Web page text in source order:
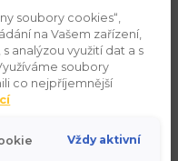
technologie a
— s jasně
a vylepšenými
soubory cookies“,
na Vašem zařízení,
analýzou využití dat a s
soubory
co nejpříjemnější
Vždy aktivní